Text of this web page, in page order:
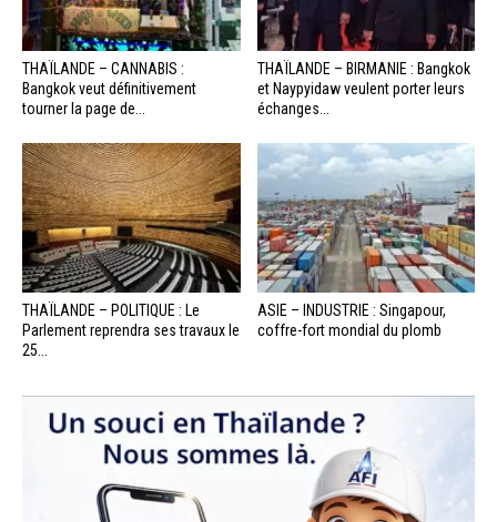
THAÏLANDE – CANNABIS :
Bangkok veut définitivement
tourner la page de...
THAÏLANDE – BIRMANIE : Bangkok
et Naypyidaw veulent porter leurs
échanges...
THAÏLANDE – POLITIQUE : Le
Parlement reprendra ses travaux le
25...
ASIE – INDUSTRIE : Singapour,
coffre-fort mondial du plomb